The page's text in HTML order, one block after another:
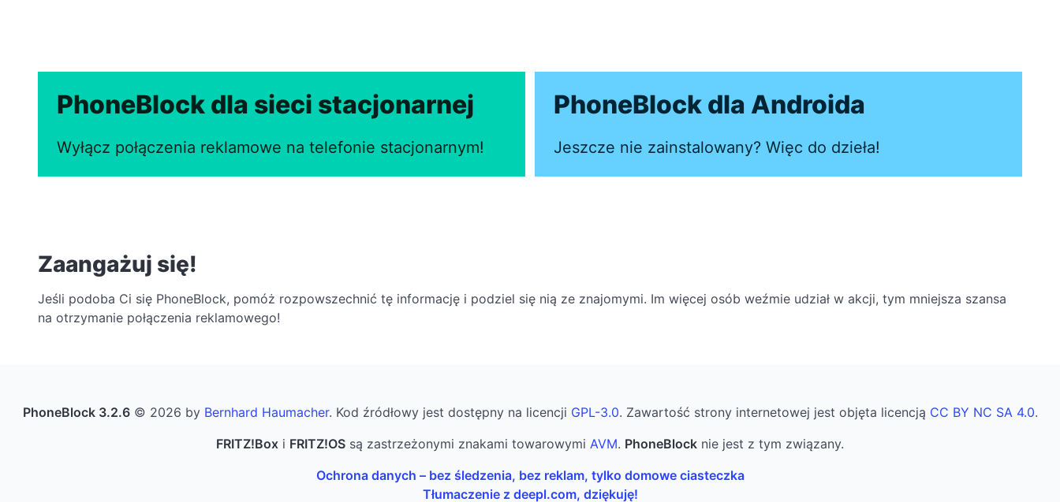
PhoneBlock dla sieci stacjonarnej
Wyłącz połączenia reklamowe na telefonie stacjonarnym!
PhoneBlock dla Androida
Jeszcze nie zainstalowany? Więc do dzieła!
Zaangażuj się!
Jeśli podoba Ci się PhoneBlock, pomóż rozpowszechnić tę informację i podziel się nią ze znajomymi. Im więcej osób weźmie udział w akcji, tym mniejsza szansa
na otrzymanie połączenia reklamowego!
PhoneBlock 3.2.6© 2026 by Bernhard Haumacher. Kod źródłowy jest dostępny na licencji GPL-3.0. Zawartość strony internetowej jest objęta licencją CC BY NC SA 4.0.
FRITZ!Box i FRITZ!OS są zastrzeżonymi znakami towarowymi AVM. PhoneBlock nie jest z tym związany.
Ochrona danych – bez śledzenia, bez reklam, tylko domowe ciasteczka
Tłumaczenie z deepl.com, dziękuję!